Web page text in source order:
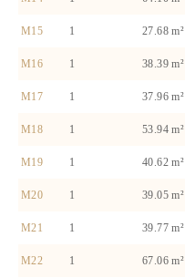
M15 1 27.68 m²
M16 1 38.39 m²
M17 1 37.96 m²
M18 1 53.94 m²
M19 1 40.62 m²
M20 1 39.05 m²
M21 1 39.77 m²
M22 1 67.06 m²